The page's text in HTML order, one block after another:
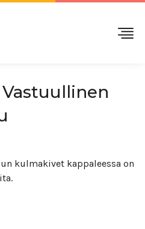
kulmakivet kappaleessa on